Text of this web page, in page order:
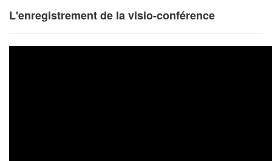
L'enregistrement de la visio-conférence